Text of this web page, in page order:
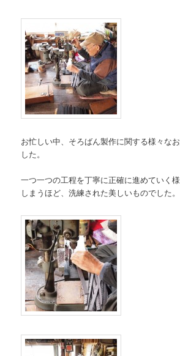
お忙しい中、そろばん製作に関する様々な
した。
一つ一つの工程を丁寧に正確に進めていく
しまうほど、洗練された美しいものでした。